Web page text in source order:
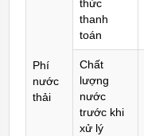
Phí
nước
thải
thức
thanh
toán
Chất
lượng
nước
trước khi
xử lý